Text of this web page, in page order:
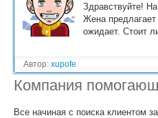
Здравствуйте!
Жена
ожидает. Стоит
Автор: xupofe
Компания
Все начиная с поиска клиентом